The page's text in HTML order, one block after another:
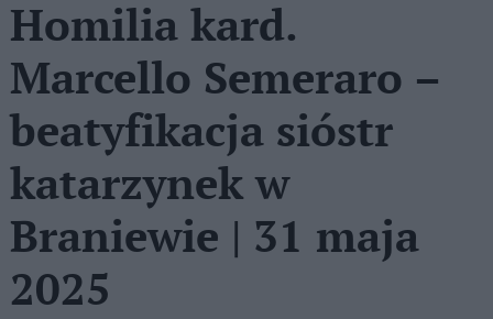
Homilia kard.
Marcello Semeraro –
beatyfikacja sióstr
katarzynek w
Braniewie | 31 maja
2025